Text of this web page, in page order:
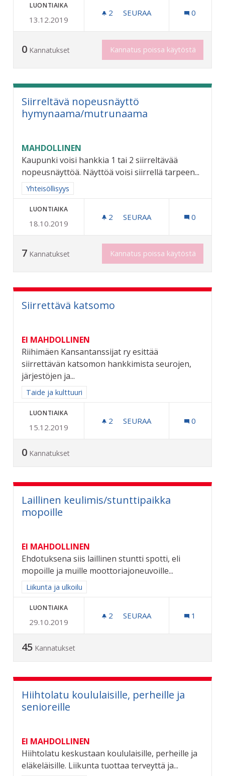
LUONTIAIKA
13.12.2019
2 2 SEURAAJAA
SEURAA 0
0 Kannatukset Kannatus poissa käytöstä
Siirreltävä nopeusnäyttö
hymynaama/mutrunaama
MAHDOLLINEN
Kaupunki voisi hankkia 1 tai 2 siirreltävää
nopeusnäyttöä. Näyttöä voisi siirrellä tarpeen...
Rajaa tulokset aihepiirin mukaan: Yhteisöllisyys
Yhteisöllisyys
LUONTIAIKA
18.10.2019
2 2 SEURAAJAA
SEURAA 0
7 Kannatukset Kannatus poissa käytöstä
Siirrettävä katsomo
EI MAHDOLLINEN
Riihimäen Kansantanssijat ry esittää
siirrettävän katsomon hankkimista seurojen,
järjestöjen ja...
Rajaa tulokset aihepiirin mukaan: Taide ja kulttuuri
Taide ja kulttuuri
LUONTIAIKA
15.12.2019
2 2 SEURAAJAA
SEURAA 0
0 Kannatukset
Laillinen keulimis/stunttipaikka
mopoille
EI MAHDOLLINEN
Ehdotuksena siis laillinen stuntti spotti, eli
mopoille ja muille moottoriajoneuvoille...
Rajaa tulokset aihepiirin mukaan: Liikunta ja ulkoilu
Liikunta ja ulkoilu
LUONTIAIKA
29.10.2019
2 2 SEURAAJAA
SEURAA 1
45 Kannatukset
Hiihtolatu koululaisille, perheille ja
senioreille
EI MAHDOLLINEN
Hiihtolatu keskustaan koululaisille, perheille ja
eläkeläisille. Liikunta tuottaa terveyttä ja...